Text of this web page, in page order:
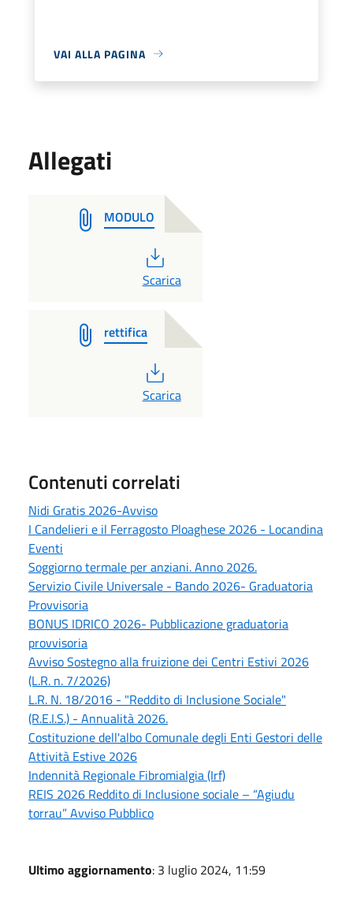
VAI ALLA PAGINA
Allegati
MODULO
PDF
Scarica
rettifica
PDF
Scarica
Contenuti correlati
Nidi Gratis 2026-Avviso
I Candelieri e il Ferragosto Ploaghese 2026 - Locandina
Eventi
Soggiorno termale per anziani. Anno 2026.
Servizio Civile Universale - Bando 2026- Graduatoria
Provvisoria
BONUS IDRICO 2026- Pubblicazione graduatoria
provvisoria
Avviso Sostegno alla fruizione dei Centri Estivi 2026
(L.R. n. 7/2026)
L.R. N. 18/2016 - "Reddito di Inclusione Sociale"
(R.E.I.S.) - Annualità 2026.
Costituzione dell'albo Comunale degli Enti Gestori delle
Attività Estive 2026
Indennità Regionale Fibromialgia (Irf)
REIS 2026 Reddito di Inclusione sociale – “Agiudu
torrau” Avviso Pubblico
Ultimo aggiornamento: 3 luglio 2024, 11:59